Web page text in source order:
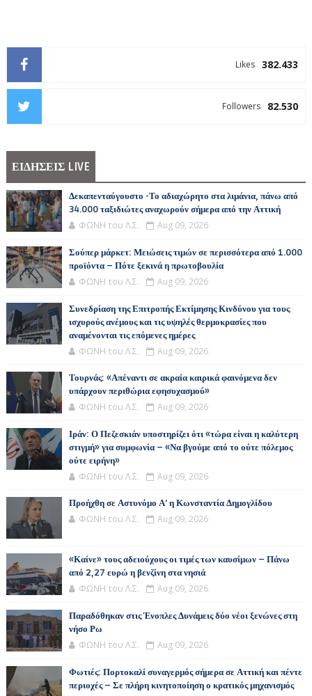
382.433
Likes
82.530
Followers
ΕΙΔΗΣΕΙΣ LIVE
Δεκαπενταύγουστο -Το αδιαχώρητο στα λιμάνια, πάνω από
34.000 ταξιδιώτες αναχωρούν σήμερα από την Αττική
ΦΩΝΗ του Λ.Σ. Aug 09, 2026
Σούπερ μάρκετ: Μειώσεις τιμών σε περισσότερα από 1.000
προϊόντα – Πότε ξεκινά η πρωτοβουλία
ΦΩΝΗ του Λ.Σ. Aug 09, 2026
Συνεδρίαση της Επιτροπής Εκτίμησης Κινδύνου για τους
ισχυρούς ανέμους και τις υψηλές θερμοκρασίες που
αναμένονται τις επόμενες ημέρες
ΦΩΝΗ του Λ.Σ. Aug 09, 2026
Τουρνάς: «Απέναντι σε ακραία καιρικά φαινόμενα δεν
υπάρχουν περιθώρια εφησυχασμού»
ΦΩΝΗ του Λ.Σ. Aug 09, 2026
Ιράν: Ο Πεζεσκιάν υποστηρίζει ότι «τώρα είναι η καλύτερη
στιγμή» για συμφωνία – «Να βγούμε από το ούτε πόλεμος
ούτε ειρήνη»
ΦΩΝΗ του Λ.Σ. Aug 09, 2026
Προήχθη σε Αστυνόμο Α' η Κωνσταντία Δημογλίδου
ΦΩΝΗ του Λ.Σ. Aug 09, 2026
«Καίνε» τους αδειούχους οι τιμές των καυσίμων – Πάνω
από 2,27 ευρώ η βενζίνη στα νησιά
ΦΩΝΗ του Λ.Σ. Aug 09, 2026
Παραδόθηκαν στις Ένοπλες Δυνάμεις δύο νέοι ξενώνες στη
νήσο Ρω
ΦΩΝΗ του Λ.Σ. Aug 09, 2026
Φωτιές: Πορτοκαλί συναγερμός σήμερα σε Αττική και πέντε
περιοχές – Σε πλήρη κινητοποίηση ο κρατικός μηχανισμός